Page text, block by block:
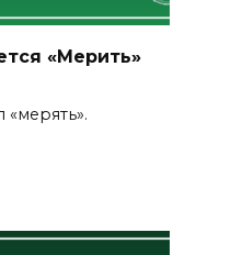
«Мерить»